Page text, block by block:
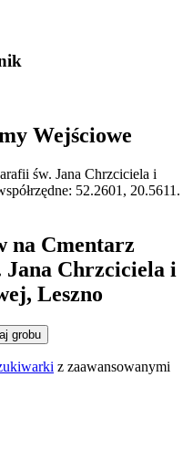
Wejściowe
Jana Chrzciciela i
×
św. Jana Chrzciciela i
52.2601, 20.5611.
na Cmentarz
Chrzciciela i
Leszno
grobu
z zaawansowanymi